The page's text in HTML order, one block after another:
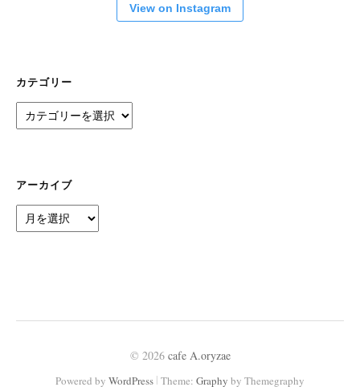
View on Instagram
カテゴリー
テ
ー
アーカイブ
ー
© 2026 cafe A.oryzae
Powered by WordPress | Theme: Graphy by Themegraphy